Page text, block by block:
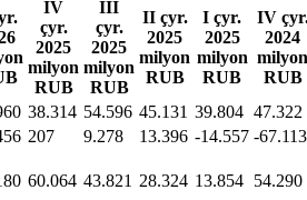
IV
çyr.
2025
milyon
RUB
III
çyr.
2025
milyon
RUB
II çyr.
2025
milyon
RUB
I çyr.
2025
milyon
RUB
IV
2024
milyon
RUB
38.314 54.596 45.131 39.804 47.322
207 9.278 13.396 -14.557 -67.113
60.064 43.821 28.324 13.854 54.290